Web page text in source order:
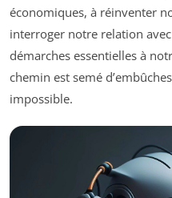
économiques, à réinventer
interroger notre relation
démarches essentielles à
chemin est semé
impossible.